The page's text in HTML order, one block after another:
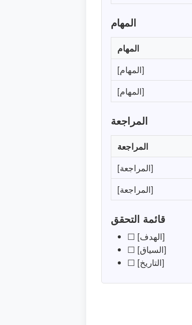
المهام
المهام
[المهام]
[المهام]
المراجعة
المراجعة
[المراجعة]
[المراجعة]
قائمة التحقق
☐ [الهدف]
☐ [السياق]
☐ [التاريخ]